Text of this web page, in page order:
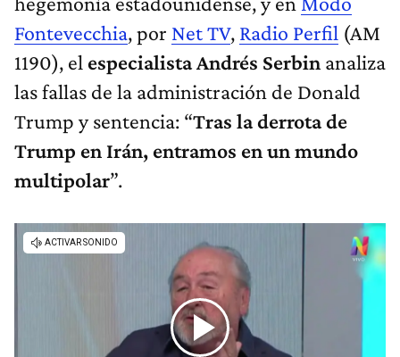
Fontevecchia, por Net TV, Radio Perfil (AM
1190), el especialista Andrés Serbin analiza
las fallas de la administración de Donald
Trump y sentencia: “Tras la derrota de
Trump en Irán, entramos en un mundo
multipolar”.